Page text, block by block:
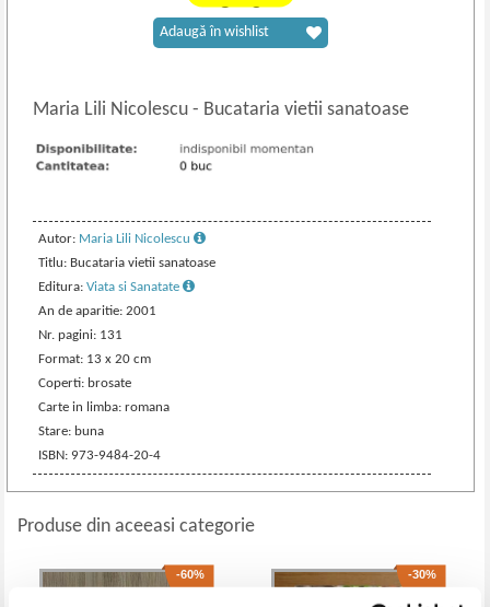
Maria Lili Nicolescu- Bucataria vietii sanatoase
Autor: Maria Lili Nicolescu
Titlu: Bucataria vietii sanatoase
Editura:Viata si Sanatate
An de aparitie: 2001
Nr. pagini: 131
Format: 13 x 20 cm
Coperti: brosate
Carte in limba: romana
Stare: buna
ISBN: 973-9484-20-4
Adaugă în wishlist
Produse din aceeasi categorie
-60% -30%